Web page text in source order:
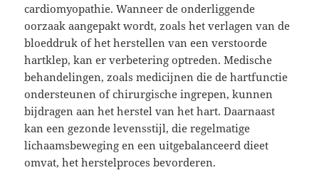
cardiomyopathie. Wanneer de onderliggende
oorzaak aangepakt wordt, zoals het verlagen van de
bloeddruk of het herstellen van een verstoorde
hartklep, kan er verbetering optreden. Medische
behandelingen, zoals medicijnen die de hartfunctie
ondersteunen of chirurgische ingrepen, kunnen
bijdragen aan het herstel van het hart. Daarnaast
kan een gezonde levensstijl, die regelmatige
lichaamsbeweging en een uitgebalanceerd dieet
omvat, het herstelproces bevorderen.